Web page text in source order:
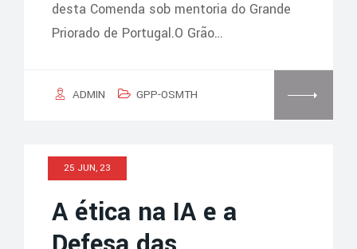
desta Comenda sob mentoria do Grande
Priorado de Portugal.O Grão…
ADMIN GPP-OSMTH
25 JUN, 23
A ética na IA e a